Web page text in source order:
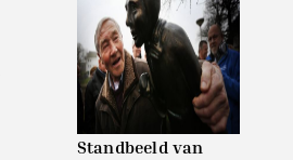
Standbeeld van